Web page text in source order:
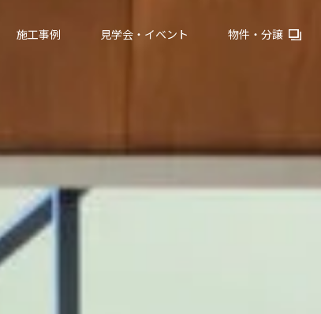
施工事例 見学会・イベント 物件・分譲